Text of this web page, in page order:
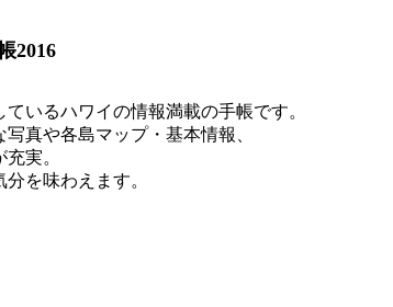
2016
いるハワイの情報満載の手帳です。
真や各島マップ・基本情報、
実。
を味わえます。